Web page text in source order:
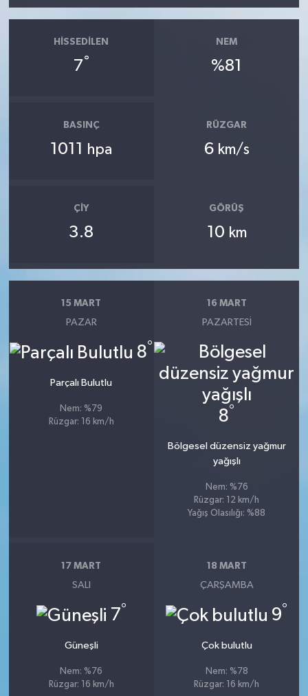
HISSEDILEN
7°
NEM
%81
BASINÇ
1011 hpa
RÜZGAR
6 km/s
ÇIY
3.8
GÖRÜŞ
10 km
15 MART
PAZAR
8°
Parçalı Bulutlu
Nem: %79
Rüzgar: 16 km/h
16 MART
PAZARTESI
8°
Bölgesel düzensiz yağmur
yağışlı
Nem: %76
Rüzgar: 12 km/h
Yağış Olasılığı: %88
17 MART
SALI
7°
Güneşli
Nem: %76
Rüzgar: 16 km/h
18 MART
ÇARŞAMBA
9°
Çok bulutlu
Nem: %78
Rüzgar: 16 km/h